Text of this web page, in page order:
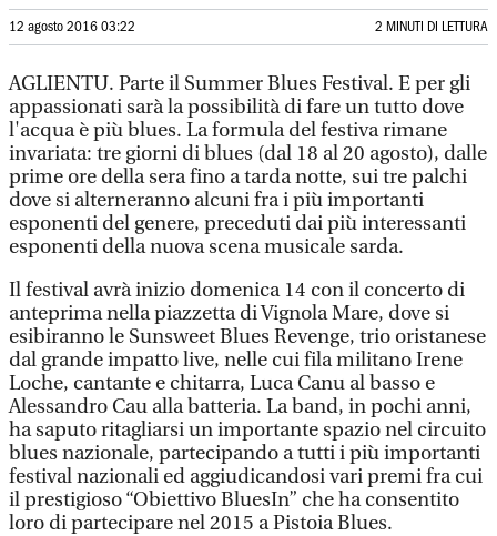
12 agosto 2016 03:22 2 MINUTI DI LETTURA
AGLIENTU. Parte il Summer Blues Festival. E per gli
appassionati sarà la possibilità di fare un tutto dove
l'acqua è più blues. La formula del festiva rimane
invariata: tre giorni di blues (dal 18 al 20 agosto), dalle
prime ore della sera fino a tarda notte, sui tre palchi
dove si alterneranno alcuni fra i più importanti
esponenti del genere, preceduti dai più interessanti
esponenti della nuova scena musicale sarda.
Il festival avrà inizio domenica 14 con il concerto di
anteprima nella piazzetta di Vignola Mare, dove si
esibiranno le Sunsweet Blues Revenge, trio oristanese
dal grande impatto live, nelle cui fila militano Irene
Loche, cantante e chitarra, Luca Canu al basso e
Alessandro Cau alla batteria. La band, in pochi anni,
ha saputo ritagliarsi un importante spazio nel circuito
blues nazionale, partecipando a tutti i più importanti
festival nazionali ed aggiudicandosi vari premi fra cui
il prestigioso “Obiettivo BluesIn” che ha consentito
loro di partecipare nel 2015 a Pistoia Blues.